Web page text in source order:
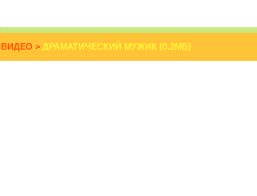
ВИДЕО > ДРАМАТИЧЕСКИЙ МУЖИК (0.2МБ)